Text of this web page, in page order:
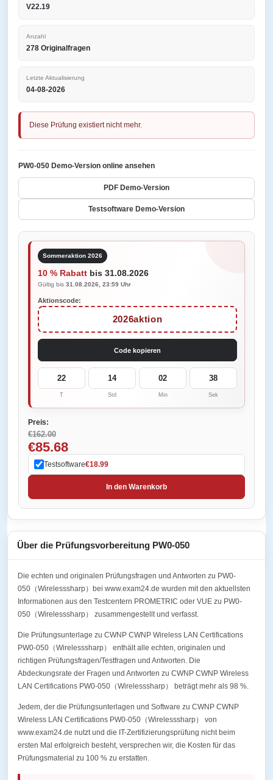
V22.19
Anzahl
278 Originalfragen
Letzte Aktualisierung
04-08-2026
Diese Prüfung existiert nicht mehr.
PW0-050 Demo-Version online ansehen
PDF Demo-Version
Testsoftware Demo-Version
Sommeraktion 2026
10 % Rabatt bis 31.08.2026
Gültig bis 31.08.2026, 23:59 Uhr
Aktionscode:
2026aktion
Code kopieren
22
T
14
Std
02
Min
38
Sek
Preis:
€162.00
€85.68
Testsoftware€18.99
In den Warenkorb
Über die Prüfungsvorbereitung PW0-050
Die echten und originalen Prüfungsfragen und Antworten zu PW0-
050（Wirelesssharp）bei www.exam24.de wurden mit den aktuellsten
Informationen aus den Testcentern PROMETRIC oder VUE zu PW0-
050（Wirelesssharp） zusammengestellt und verfasst.
Die Prüfungsunterlage zu CWNP CWNP Wireless LAN Certifications
PW0-050（Wirelesssharp） enthält alle echten, originalen und
richtigen Prüfungsfragen/Testfragen und Antworten. Die
Abdeckungsrate der Fragen und Antworten zu CWNP CWNP Wireless
LAN Certifications PW0-050（Wirelesssharp） beträgt mehr als 98 %.
Jedem, der die Prüfungsunterlagen und Software zu CWNP CWNP
Wireless LAN Certifications PW0-050（Wirelesssharp） von
www.exam24.de nutzt und die IT-Zertifizierungsprüfung nicht beim
ersten Mal erfolgreich besteht, versprechen wir, die Kosten für das
Prüfungsmaterial zu 100 % zu erstatten.